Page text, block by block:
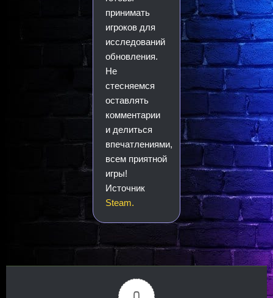
принимать
игроков для
исследований
обновления.
Не
стесняемся
оставлять
комментарии
и делиться
впечатлениями,
всем приятной
игры!
Источник
Steam.